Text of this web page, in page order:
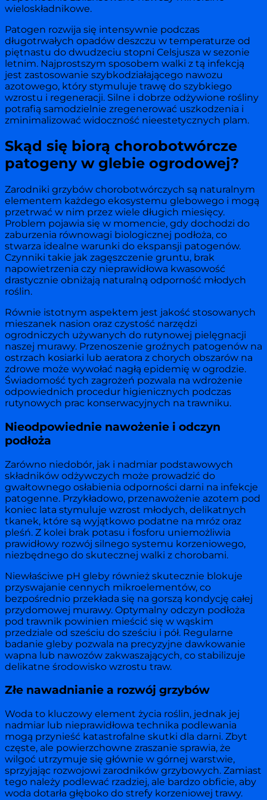
wieloskładnikowe.
Patogen rozwija się intensywnie podczas
długotrwałych opadów deszczu w temperaturze od
piętnastu do dwudzeciu stopni Celsjusza w sezonie
letnim. Najprostszym sposobem walki z tą infekcją
jest zastosowanie szybkodziałającego nawozu
azotowego, który stymuluje trawę do szybkiego
wzrostu i regeneracji. Silne i dobrze odżywione rośliny
potrafią samodzielnie zregenerować uszkodzenia i
zminimalizować widoczność nieestetycznych plam.
Skąd się biorą chorobotwórcze
patogeny w glebie ogrodowej?
Zarodniki grzybów chorobotwórczych są naturalnym
elementem każdego ekosystemu glebowego i mogą
przetrwać w nim przez wiele długich miesięcy.
Problem pojawia się w momencie, gdy dochodzi do
zaburzenia równowagi biologicznej podłoża, co
stwarza idealne warunki do ekspansji patogenów.
Czynniki takie jak zagęszczenie gruntu, brak
napowietrzenia czy nieprawidłowa kwasowość
drastycznie obniżają naturalną odporność młodych
roślin.
Równie istotnym aspektem jest jakość stosowanych
mieszanek nasion oraz czystość narzędzi
ogrodniczych używanych do rutynowej pielęgnacji
naszej murawy. Przenoszenie groźnych patogenów na
ostrzach kosiarki lub aeratora z chorych obszarów na
zdrowe może wywołać nagłą epidemię w ogrodzie.
Świadomość tych zagrożeń pozwala na wdrożenie
odpowiednich procedur higienicznych podczas
rutynowych prac konserwacyjnych na trawniku.
Nieodpowiednie nawożenie i odczyn
podłoża
Zarówno niedobór, jak i nadmiar podstawowych
składników odżywczych może prowadzić do
gwałtownego osłabienia odporności darni na infekcje
patogenne. Przykładowo, przenawożenie azotem pod
koniec lata stymuluje wzrost młodych, delikatnych
tkanek, które są wyjątkowo podatne na mróz oraz
pleśń. Z kolei brak potasu i fosforu uniemożliwia
prawidłowy rozwój silnego systemu korzeniowego,
niezbędnego do skutecznej walki z chorobami.
Niewłaściwe pH gleby również skutecznie blokuje
przyswajanie cennych mikroelementów, co
bezpośrednio przekłada się na gorszą kondycję całej
przydomowej murawy. Optymalny odczyn podłoża
pod trawnik powinien mieścić się w wąskim
przedziale od sześciu do sześciu i pół. Regularne
badanie gleby pozwala na precyzyjne dawkowanie
wapna lub nawozów zakwaszających, co stabilizuje
delikatne środowisko wzrostu traw.
Złe nawadnianie a rozwój grzybów
Woda to kluczowy element życia roślin, jednak jej
nadmiar lub nieprawidłowa technika podlewania
mogą przynieść katastrofalne skutki dla darni. Zbyt
częste, ale powierzchowne zraszanie sprawia, że
wilgoć utrzymuje się głównie w górnej warstwie,
sprzyjając rozwojowi zarodników grzybowych. Zamiast
tego należy podlewać rzadziej, ale bardzo obficie, aby
woda dotarła głęboko do strefy korzeniowej trawy.